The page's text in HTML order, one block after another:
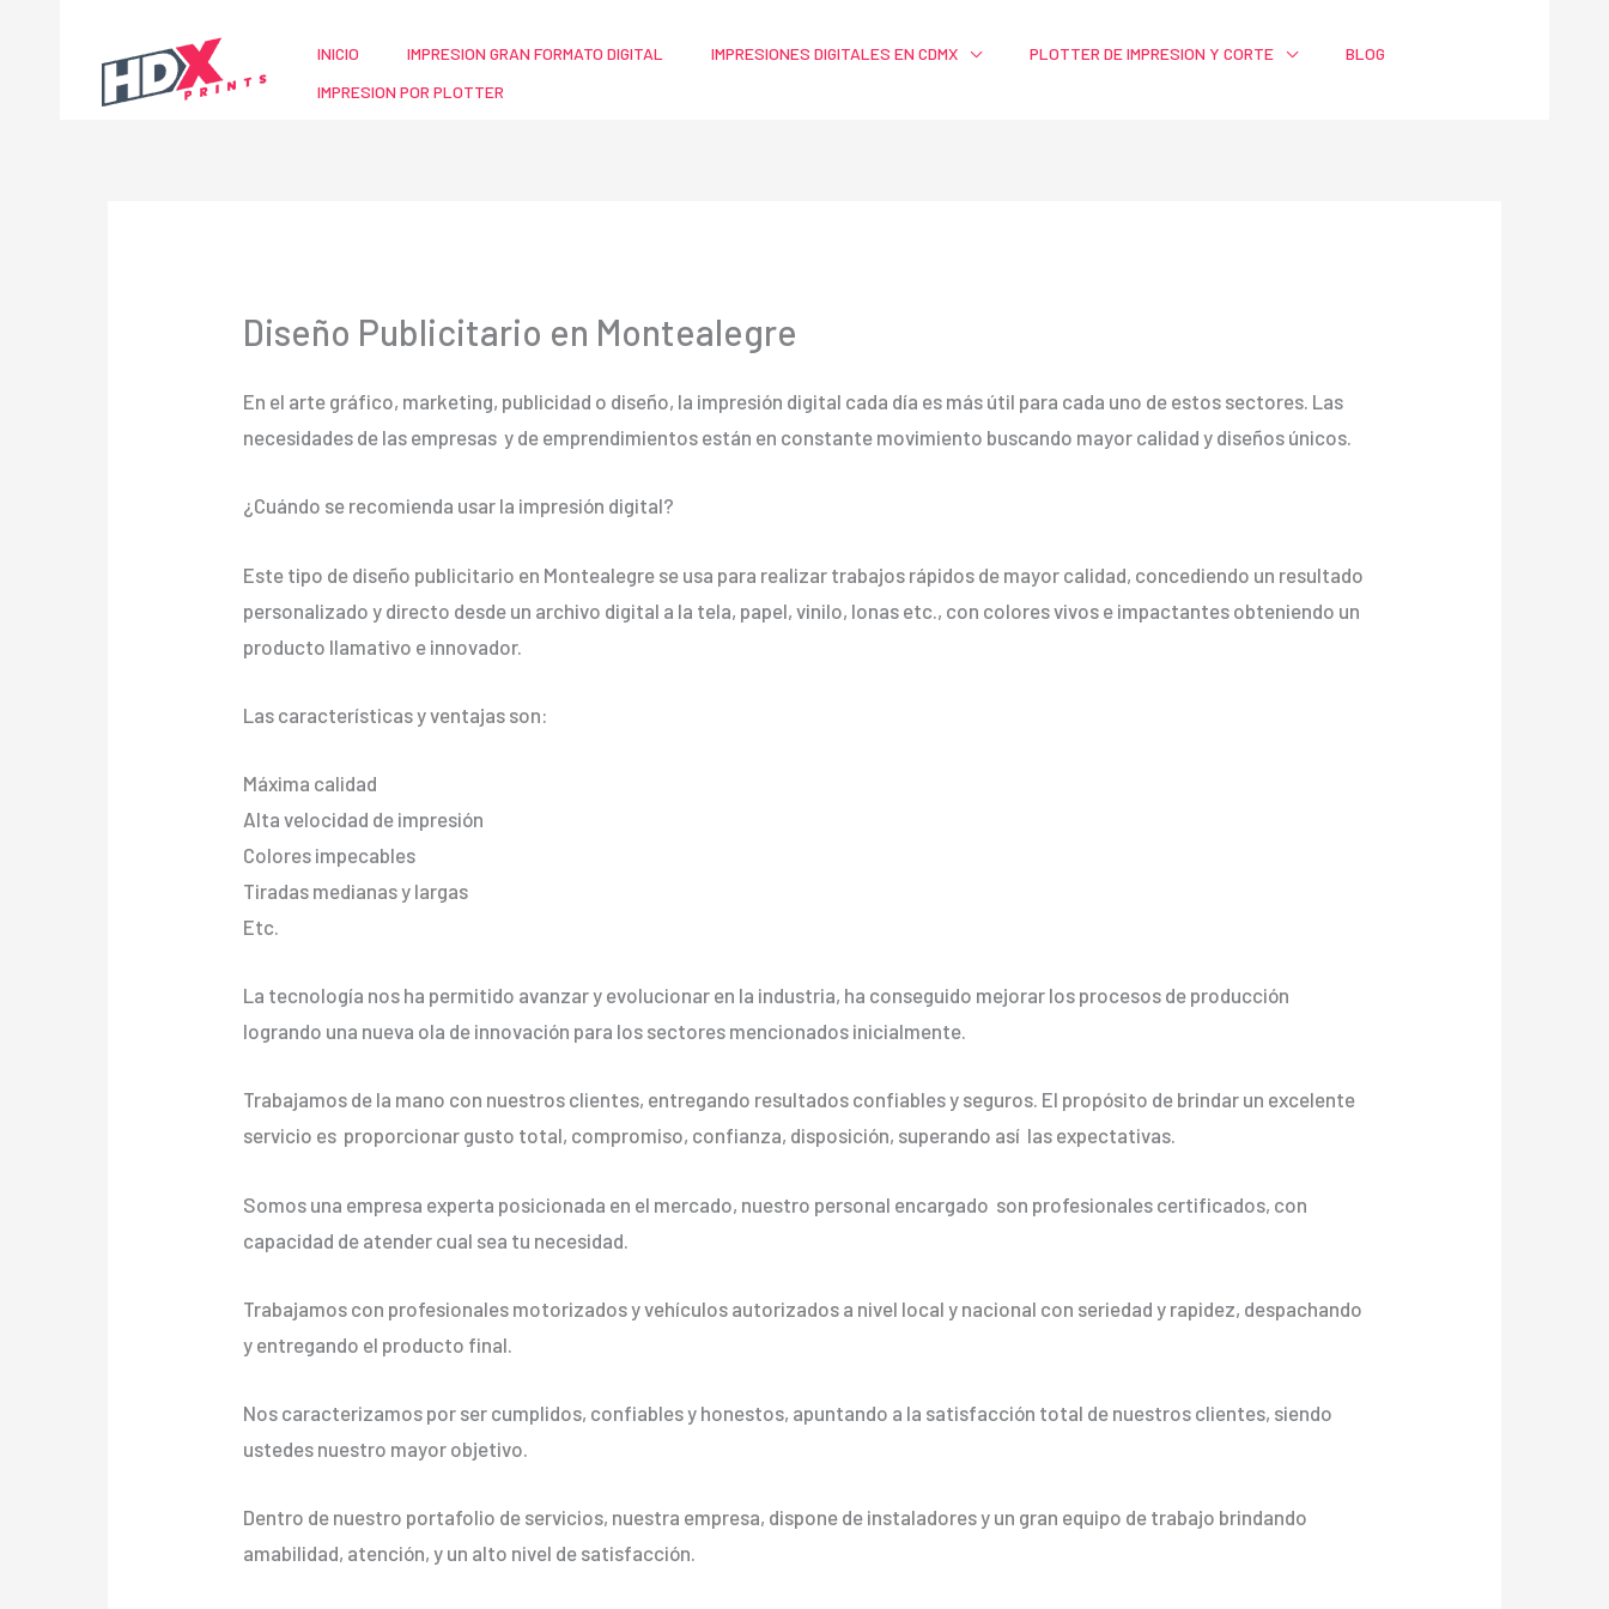
contenido
INICIO IMPRESION GRAN FORMATO DIGITAL IMPRESIONES DIGITALES EN CDMX PLOTTER DE IMPRESION Y CORTE
BLOG
IMPRESION POR PLOTTER
Diseño Publicitario en Montealegre
En el arte gráfico, marketing, publicidad o diseño, la impresión digital cada día es más útil para cada uno de estos sectores. Las
necesidades de las empresas y de emprendimientos están en constante movimiento buscando mayor calidad y diseños únicos.
¿Cuándo se recomienda usar la impresión digital?
Este tipo de diseño publicitario en Montealegre se usa para realizar trabajos rápidos de mayor calidad, concediendo un resultado
personalizado y directo desde un archivo digital a la tela, papel, vinilo, lonas etc., con colores vivos e impactantes obteniendo un
producto llamativo e innovador.
Las características y ventajas son:
Máxima calidad
Alta velocidad de impresión
Colores impecables
Tiradas medianas y largas
Etc.
La tecnología nos ha permitido avanzar y evolucionar en la industria, ha conseguido mejorar los procesos de producción
logrando una nueva ola de innovación para los sectores mencionados inicialmente.
Trabajamos de la mano con nuestros clientes, entregando resultados confiables y seguros. El propósito de brindar un excelente
servicio es proporcionar gusto total, compromiso, confianza, disposición, superando así las expectativas.
Somos una empresa experta posicionada en el mercado, nuestro personal encargado son profesionales certificados, con
capacidad de atender cual sea tu necesidad.
Trabajamos con profesionales motorizados y vehículos autorizados a nivel local y nacional con seriedad y rapidez, despachando
y entregando el producto final.
Nos caracterizamos por ser cumplidos, confiables y honestos, apuntando a la satisfacción total de nuestros clientes, siendo
ustedes nuestro mayor objetivo.
Dentro de nuestro portafolio de servicios, nuestra empresa, dispone de instaladores y un gran equipo de trabajo brindando
amabilidad, atención, y un alto nivel de satisfacción.